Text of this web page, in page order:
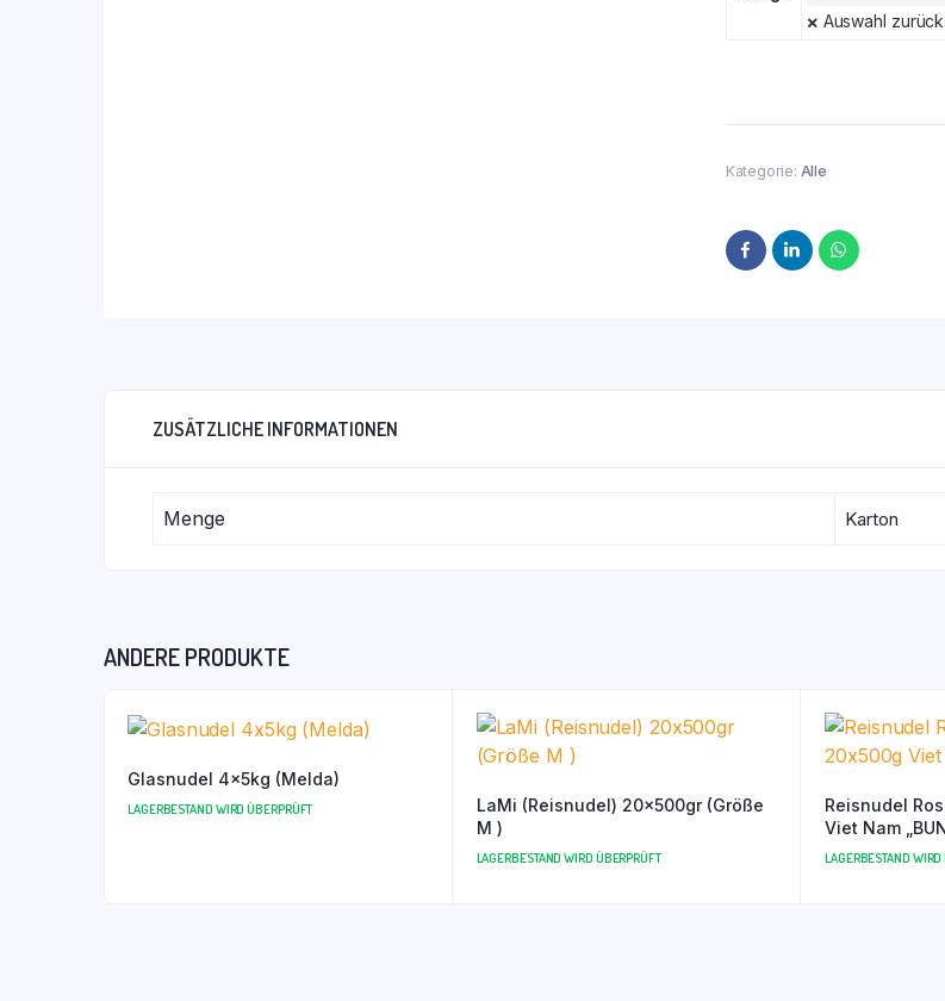
Auswahl
Kategorie: Alle
ZUSÄTZLICHE INFORMATIONEN
Menge Karton
ANDERE PRODUKTE
Glasnudel 4x5kg (Melda)
LAGERBESTAND WIRD ÜBERPRÜFT
LaMi (Reisnudel) 20x500gr (Größe
M )
LAGERBESTAND WIRD ÜBERPRÜFT
Reisnudel
Viet Nam
LAGERBESTAND